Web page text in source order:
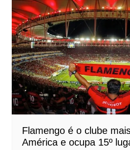
Flamengo é o clube
América e ocupa 15º